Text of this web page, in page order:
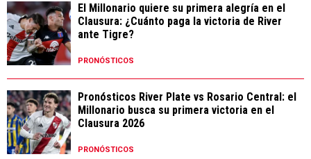
El Millonario quiere su primera alegría en el
Clausura: ¿Cuánto paga la victoria de River
ante Tigre?
PRONÓSTICOS
Pronósticos River Plate vs Rosario Central: el
Millonario busca su primera victoria en el
Clausura 2026
PRONÓSTICOS